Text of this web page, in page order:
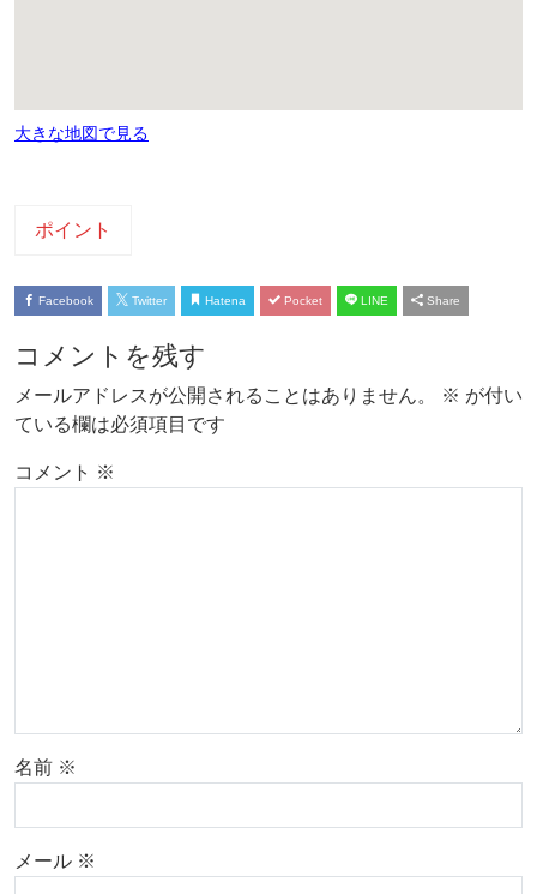
大きな地図で見る
ポイント
Facebook Twitter Hatena Pocket LINE Share
コメントを残す
メールアドレスが公開されることはありません。 ※ が付い
ている欄は必須項目です
コメント ※
名前 ※
メール ※